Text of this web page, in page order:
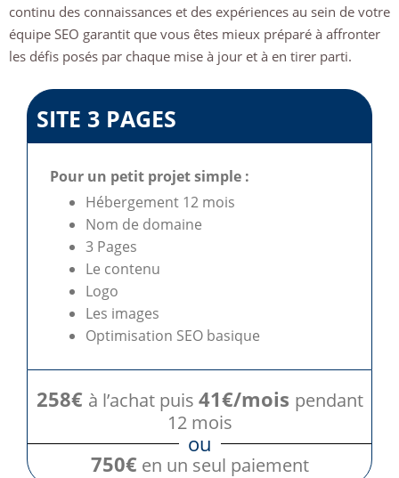
continu des connaissances et des expériences au sein de votre
équipe SEO garantit que vous êtes mieux préparé à affronter
les défis posés par chaque mise à jour et à en tirer parti.
SITE 3 PAGES
Pour un petit projet simple :
Hébergement 12 mois
Nom de domaine
3 Pages
Le contenu
Logo
Les images
Optimisation SEO basique
258€ à l’achat puis 41€/mois pendant
12 mois
ou
750€ en un seul paiement